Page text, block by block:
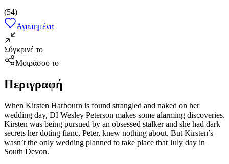
(54)
Αγαπημένα
Σύγκρινέ το
Μοιράσου το
Περιγραφή
When Kirsten Harbourn is found strangled and naked on her
wedding day, DI Wesley Peterson makes some alarming discoveries.
Kirsten was being pursued by an obsessed stalker and she had dark
secrets her doting fianc, Peter, knew nothing about. But Kirsten’s
wasn’t the only wedding planned to take place that July day in
South Devon.